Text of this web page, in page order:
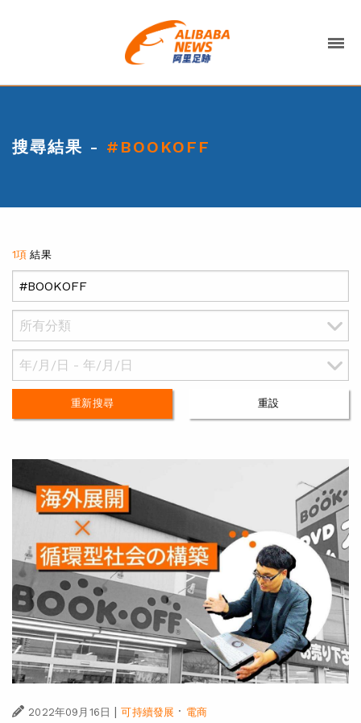
搜尋結果 - #BOOKOFF
1項結果
重新搜尋 重設
2022年09月16日 | 可持續發展 · 電商